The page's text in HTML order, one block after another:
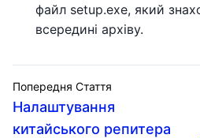
файл setup.exe, який
всередині архіву.
Попередня Стаття
Налаштування
китайського репитера